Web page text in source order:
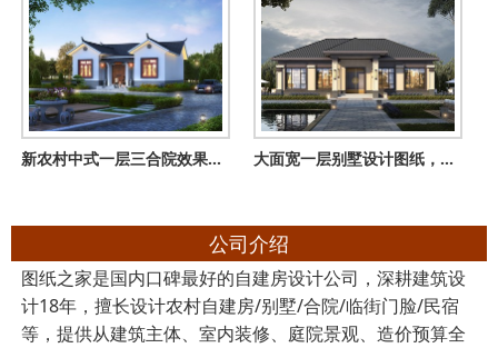
新农村中式一层三合院效果图及全套设计图，喜欢合院的有福了 大面宽一层别墅设计图纸，新中式风格两款户型
公司介绍
图纸之家是国内口碑最好的自建房设计公司，深耕建筑设
计18年，擅长设计农村自建房/别墅/合院/临街门脸/民宿
等，提供从建筑主体、室内装修、庭院景观、造价预算全